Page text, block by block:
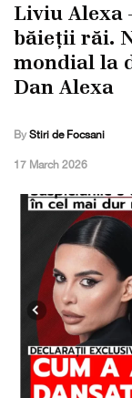
Liviu Alexa
băieții răi.
mondial la
Dan Alexa
By Stiri de Focsani
,17 March 2026